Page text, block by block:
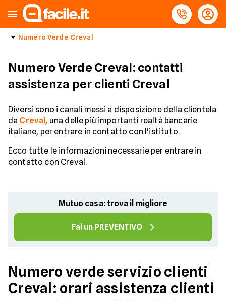
Numero Verde Creval
Numero Verde Creval: contatti
assistenza per clienti Creval
Diversi sono i canali messi a disposizione della clientela
da Creval , una delle più importanti realtà bancarie
italiane, per entrare in contatto con l'istituto.
Ecco tutte le informazioni necessarie per entrare in
contatto con Creval.
Mutuo casa: trova il migliore
Fai un PREVENTIVO
Numero verde servizio clienti
Creval: orari assistenza clienti